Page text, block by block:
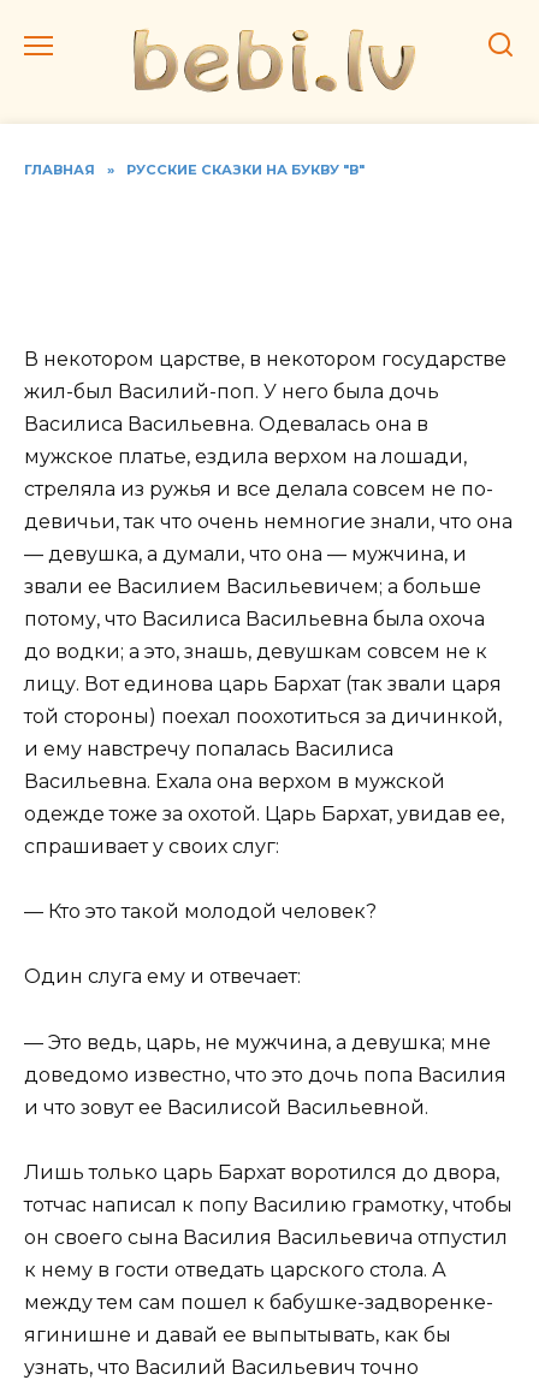
ГЛАВНАЯ » РУССКИЕ СКАЗКИ НА БУКВУ "В"
В некотором царстве, в некотором государстве
жил-был Василий-поп. У него была дочь
Василиса Васильевна. Одевалась она в
мужское платье, ездила верхом на лошади,
стреляла из ружья и все делала совсем не по-
девичьи, так что очень немногие знали, что она
— девушка, а думали, что она — мужчина, и
звали ее Василием Васильевичем; а больше
потому, что Василиса Васильевна была охоча
до водки; а это, знашь, девушкам совсем не к
лицу. Вот единова царь Бархат (так звали царя
той стороны) поехал поохотиться за дичинкой,
и ему навстречу попалась Василиса
Васильевна. Ехала она верхом в мужской
одежде тоже за охотой. Царь Бархат, увидав ее,
спрашивает у своих слуг:
— Кто это такой молодой человек?
Один слуга ему и отвечает:
— Это ведь, царь, не мужчина, а девушка; мне
доведомо известно, что это дочь попа Василия
и что зовут ее Василисой Васильевной.
Лишь только царь Бархат воротился до двора,
тотчас написал к попу Василию грамотку, чтобы
он своего сына Василия Васильевича отпустил
к нему в гости отведать царского стола. А
между тем сам пошел к бабушке-задворенке-
ягинишне и давай ее выпытывать, как бы
узнать, что Василий Васильевич точно